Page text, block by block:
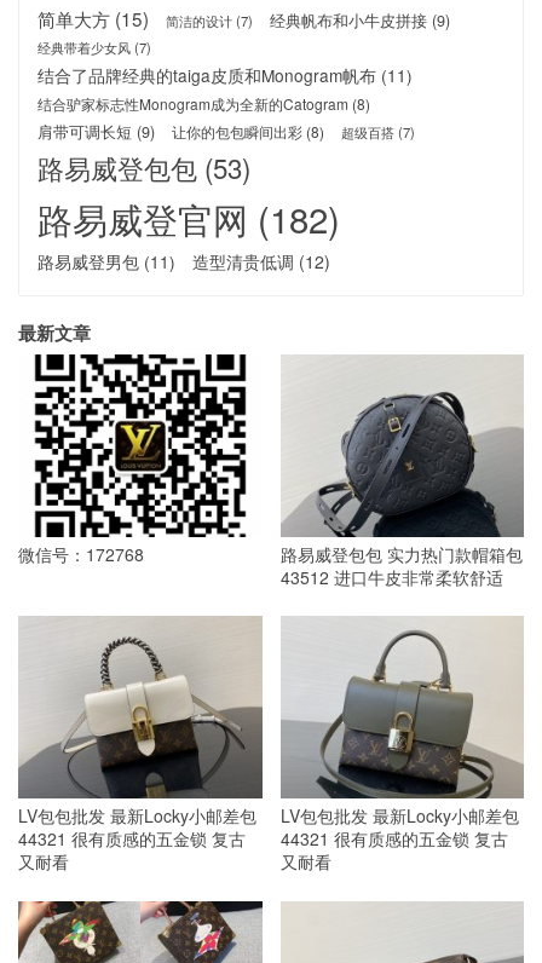
简单大方 (15) 简洁的设计(7) 经典帆布和小牛皮拼接 (9)
经典带着少女风(7)
结合了品牌经典的taiga皮质和Monogram帆布 (11)
结合驴家标志性Monogram成为全新的Catogram (8)
肩带可调长短 (9) 让你的包包瞬间出彩 (8) 超级百搭(7)
路易威登包包 (53)
路易威登官网 (182)
路易威登男包 (11) 造型清贵低调 (12)
最新文章
微信号：172768
路易威登包包 实力热门款帽箱包
43512 进口牛皮非常柔软舒适
LV包包批发 最新Locky小邮差包
44321 很有质感的五金锁 复古
又耐看
LV包包批发 最新Locky小邮差包
44321 很有质感的五金锁 复古
又耐看